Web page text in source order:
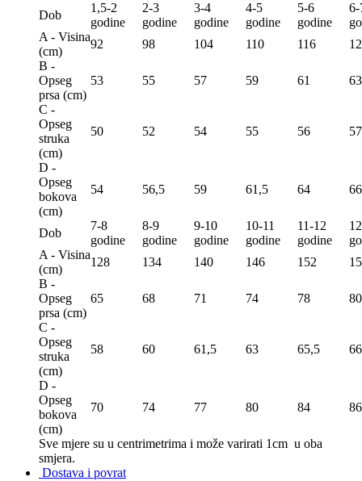
Dob
1,5-2
godine
2-3
godine
3-4
godine
4-5
godine
5-6
godine
6-
A - Visina
(сm)
92 98 104 110 116
B -
Opseg
prsa (сm)
53 55 57 59 61 63
C -
Opseg
struka
(сm)
50 52 54 55 56 57
D -
Opseg
bokova
(сm)
54 56,5 59 61,5 64 66
Dob
7-8
godine
8-9
godine
9-10
godine
10-11
godine
11-12
godine
A - Visina
(сm)
128 134 140 146 152
B -
Opseg
prsa (сm)
65 68 71 74 78 80
C -
Opseg
struka
(сm)
58 60 61,5 63 65,5
D -
Opseg
bokova
(сm)
70 74 77 80 84 86
Sve mjere su u centrimetrima i može varirati 1cm u oba
smjera.
Dostava i povrat